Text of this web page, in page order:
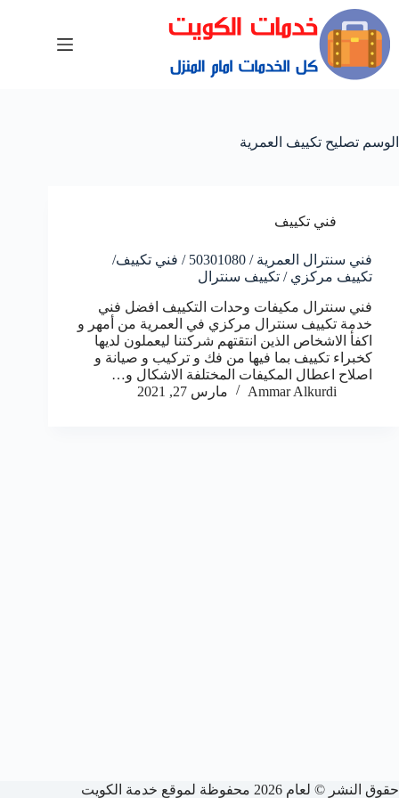
الوسم تصليح تكييف العمرية
فني تكييف
فني سنترال العمرية / 50301080 / فني تكييف/
تكييف مركزي / تكييف سنترال
فني سنترال مكيفات وحدات التكييف افضل فني
خدمة تكييف سنترال مركزي في العمرية من أمهر و
اكفأ الاشخاص الذين انتقتهم شركتنا ليعملون لديها
كخبراء تكييف بما فيها من فك و تركيب و صيانة و
اصلاح اعطال المكيفات المختلفة الاشكال و…
Ammar Alkurdi
مارس 27, 2021
حقوق النشر © لعام 2026 محفوظة لموقع خدمة الكويت